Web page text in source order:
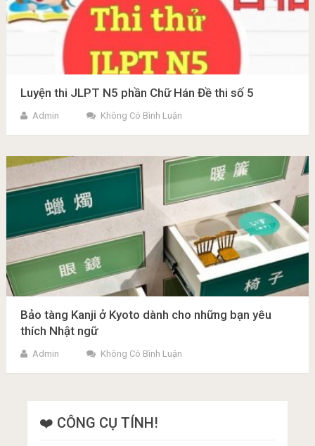
Luyện thi JLPT N5 phần Chữ Hán Đề thi số 5
Admin Không Có Bình Luận
Bảo tàng Kanji ở Kyoto dành cho những bạn yêu
thích Nhật ngữ
Admin Không Có Bình Luận
❤️ CÔNG CỤ TÍNH!